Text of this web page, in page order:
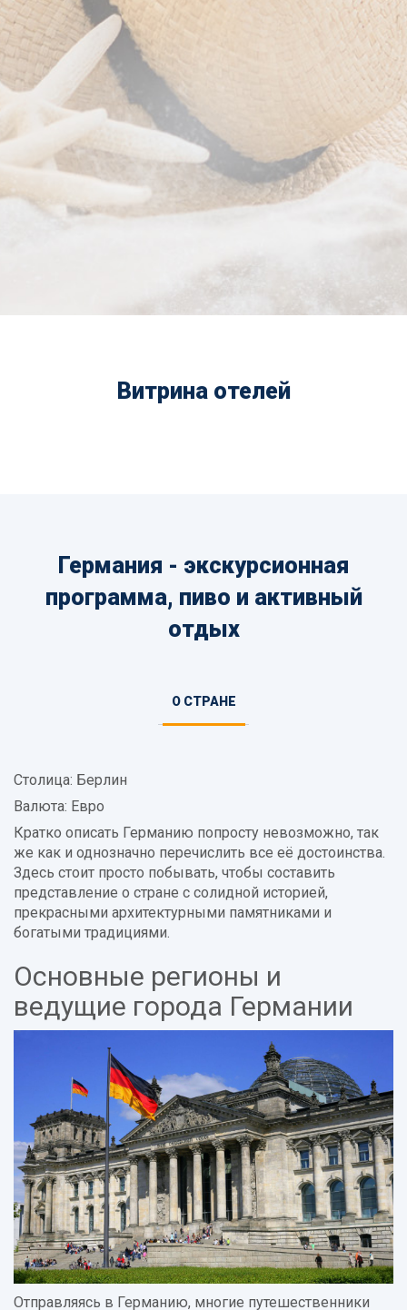
Витрина отелей
Германия - экскурсионная
программа, пиво и активный
отдых
ИнформацияО СТРАНЕ
Столица: Берлин
Валюта: Евро
Кратко описать Германию попросту невозможно, так
же как и однозначно перечислить все её достоинства.
Здесь стоит просто побывать, чтобы составить
представление о стране с солидной историей,
прекрасными архитектурными памятниками и
богатыми традициями.
Основные регионы и
ведущие города Германии
Отправляясь в Германию, многие путешественники